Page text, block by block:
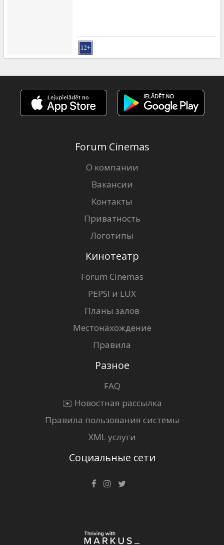
Forum Cinemas
О компании
Вакансии
Контакты
Приватность
Логотипы
Кинотеатр
Forum Cinemas
PEPSI и LUX
Планы залов
Местонахождение
Правила
Разное
FAQ
✉️ Новостная рассылка
Правила пользования системы
XML услуги
Социальные сети